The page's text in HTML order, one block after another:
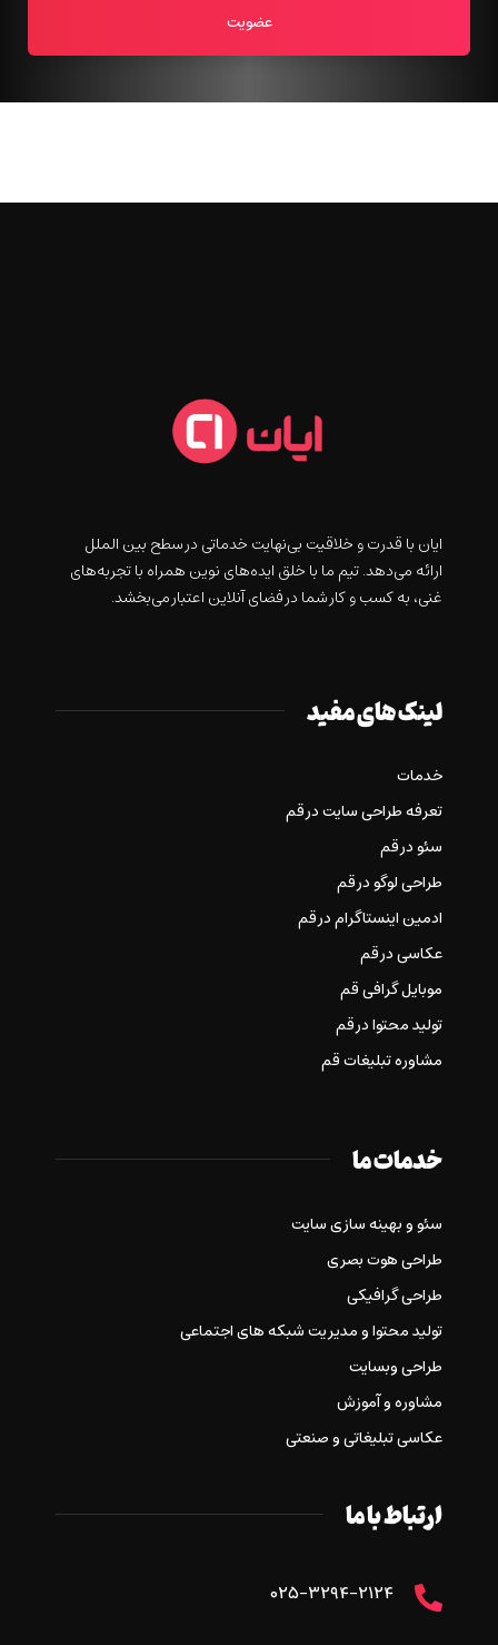
ايان با قدرت و خلاقيت بی‌نهایت خدماتی در سطح بین الملل
ارائه می‌دهد. تیم ما با خلق ایده‌های نوین همراه با تجربه‌های
غنی، به کسب و کار شما در فضای آنلاین اعتبار می‌بخشد.
لینک های مفید
خدمات
تعرفه طراحی سایت در قم
سئو در قم
طراحی لوگو در قم
ادمین اینستاگرام در قم
عکاسی در قم
موبایل گرافی قم
تولید محتوا در قم
مشاوره تبلیغات قم
خدمات ما
سئو و بهینه سازی سایت
طراحی هوت بصری
طراحی گرافیکی
تولید محتوا و مدیریت شبکه های اجتماعی
طراحی وبسایت
مشاوره و آموزش
عکاسی تبلیغاتی و صنعتی
ارتباط با ما
۰۲۵-۳۲۹۴-۲۱۲۴